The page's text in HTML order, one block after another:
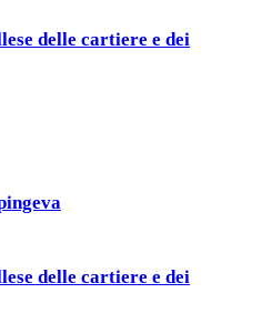
delle cartiere e dei
delle cartiere e dei